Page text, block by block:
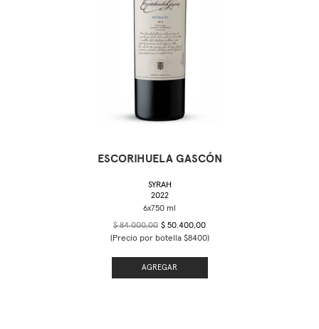
ESCORIHUELA GASCÓN
SYRAH
2022
$ 84.000,00 $ 50.400,00
(Precio por botella $8400)
AGREGAR